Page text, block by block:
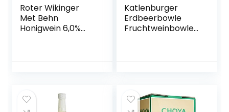
Roter Wikinger
Met Behn
Honigwein 6,0%
Katlenburger
Erdbeerbowle
Fruchtweinbowle